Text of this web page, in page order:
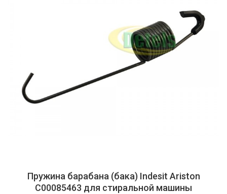
Пружина барабана (бака) Indesit Ariston
C00085463 для стиральной машины